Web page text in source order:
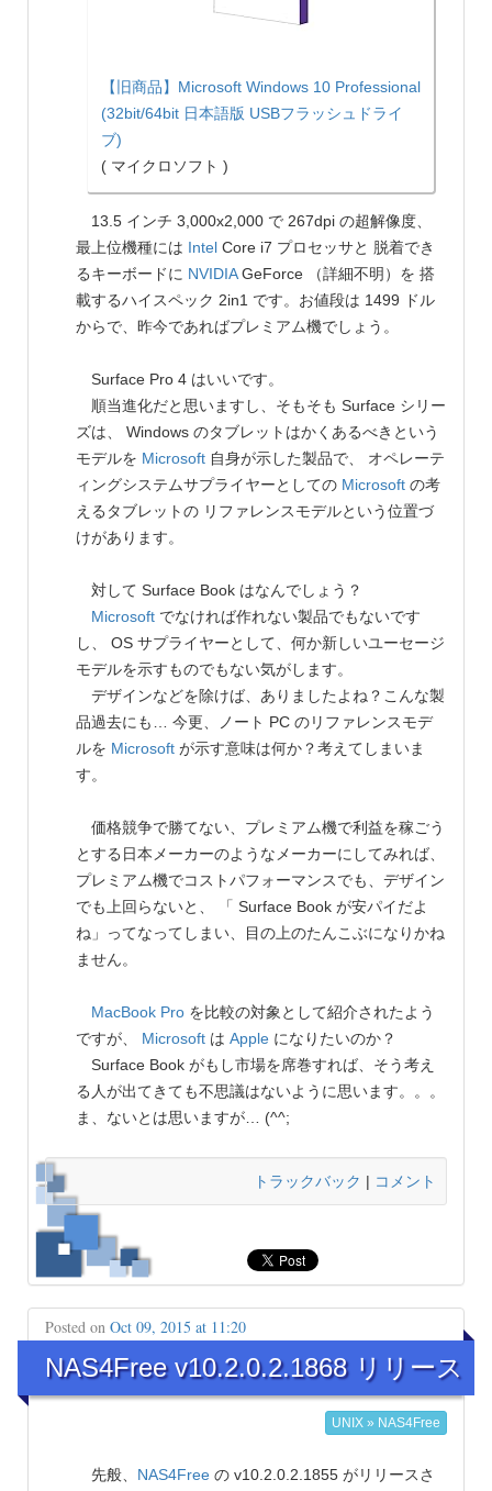
【旧商品】Microsoft Windows 10 Professional
(32bit/64bit 日本語版 USBフラッシュドライ
ブ)
( マイクロソフト )
13.5 インチ 3,000x2,000 で 267dpi の超解像度、
最上位機種には Intel Core i7 プロセッサと 脱着でき
るキーボードに NVIDIAGeForce （詳細不明）を 搭
載するハイスペック 2in1 です。お値段は 1499 ドル
からで、昨今であればプレミアム機でしょう。
Surface Pro 4 はいいです。
順当進化だと思いますし、そもそも Surface シリー
ズは、 Windows のタブレットはかくあるべきという
モデルを Microsoft 自身が示した製品で、 オペレーテ
ィングシステムサプライヤーとしての Microsoft の考
えるタブレットの リファレンスモデルという位置づ
けがあります。
対して Surface Book はなんでしょう？
Microsoft でなければ作れない製品でもないです
し、 OS サプライヤーとして、何か新しいユーセージ
モデルを示すものでもない気がします。
デザインなどを除けば、ありましたよね？こんな製
品過去にも… 今更、ノート PC のリファレンスモデ
ルを Microsoft が示す意味は何か？考えてしまいま
す。
価格競争で勝てない、プレミアム機で利益を稼ごう
とする日本メーカーのようなメーカーにしてみれば、
プレミアム機でコストパフォーマンスでも、デザイン
でも上回らないと、 「 Surface Book が安パイだよ
ね」ってなってしまい、目の上のたんこぶになりかね
ません。
MacBook Pro を比較の対象として紹介されたよう
ですが、 Microsoft は Apple になりたいのか？
Surface Book がもし市場を席巻すれば、そう考え
る人が出てきても不思議はないように思います。。。
ま、ないとは思いますが… (^^;
トラックバック | コメント
Posted on Oct 09, 2015 at 11:20
NAS4Free v10.2.0.2.1868 リリース
UNIX » NAS4Free
先般、 NAS4Free の v10.2.0.2.1855 がリリースさ